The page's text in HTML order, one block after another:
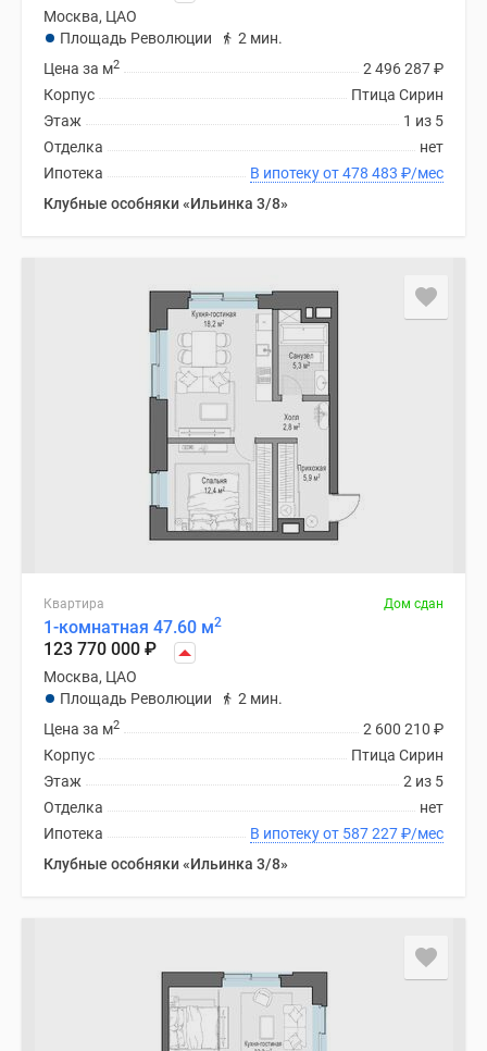
Москва, ЦАО
Площадь Революции
2 мин.
2 496 287₽
Цена за м2
Птица Сирин
Корпус
1 из 5
Этаж
нет
Отделка
В ипотеку от 478 483 ₽/мес
Ипотека
Клубные особняки «Ильинка 3/8»
Квартира Дом сдан
1-комнатная 47.60 м2
123 770 000 ₽
Москва, ЦАО
Площадь Революции
2 мин.
2 600 210 ₽
Цена за м2
Птица Сирин
Корпус
2 из 5
Этаж
нет
Отделка
В ипотеку от 587 227₽/мес
Ипотека
Клубные особняки «Ильинка 3/8»